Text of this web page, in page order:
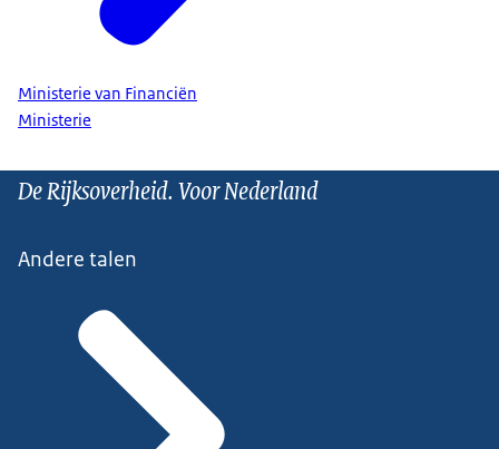
Ministerie van Financiën
Ministerie
De Rijksoverheid. Voor Nederland
Andere talen